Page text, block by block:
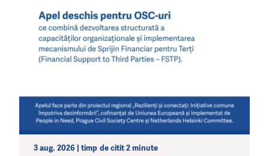
3 aug. 2026 | timp de citit 2 minute